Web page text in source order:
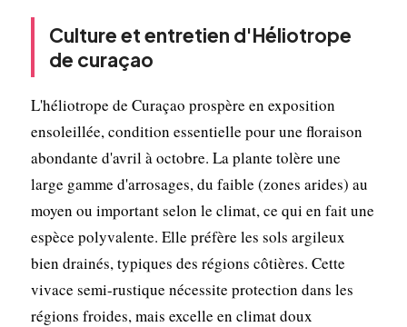
Culture et entretien d'Héliotrope
de curaçao
L'héliotrope de Curaçao prospère en exposition
ensoleillée, condition essentielle pour une floraison
abondante d'avril à octobre. La plante tolère une
large gamme d'arrosages, du faible (zones arides) au
moyen ou important selon le climat, ce qui en fait une
espèce polyvalente. Elle préfère les sols argileux
bien drainés, typiques des régions côtières. Cette
vivace semi-rustique nécessite protection dans les
régions froides, mais excelle en climat doux